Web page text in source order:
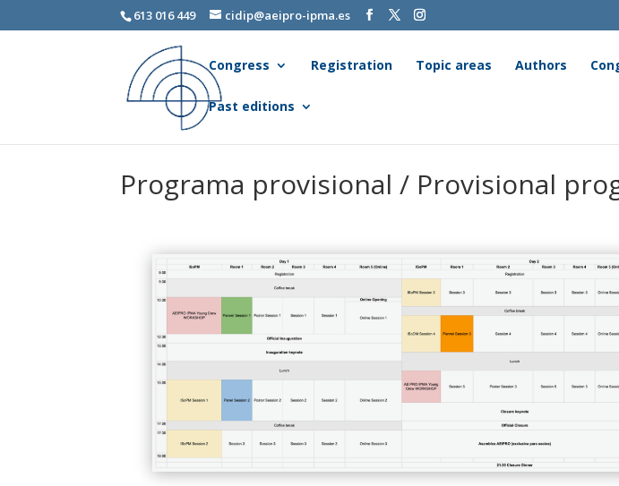
613 016 449 cidip@aeipro-ipma.es
Congress Registration Topic areas Authors
Past editions
Programa provisional / Provisional